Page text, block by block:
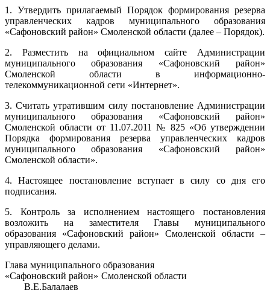
1. Утвердить прилагаемый Порядок формирования резерва
управленческих кадров муниципального образования
«Сафоновский район» Смоленской области (далее – Порядок).
2. Разместить на официальном сайте Администрации
муниципального образования «Сафоновский район»
Смоленской области в информационно-
телекоммуникационной сети «Интернет».
3. Считать утратившим силу постановление Администрации
муниципального образования «Сафоновский район»
Смоленской области от 11.07.2011 № 825 «Об утверждении
Порядка формирования резерва управленческих кадров
муниципального образования «Сафоновский район»
Смоленской области».
4. Настоящее постановление вступает в силу со дня его
подписания.
5. Контроль за исполнением настоящего постановления
возложить на заместителя Главы муниципального
образования «Сафоновский район» Смоленской области –
управляющего делами.
Глава муниципального образования
«Сафоновский район» Смоленской области
В.Е.Балалаев